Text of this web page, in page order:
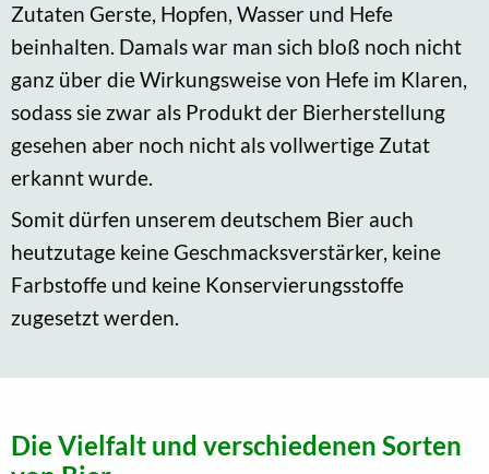
Zutaten Gerste, Hopfen, Wasser und Hefe
beinhalten. Damals war man sich bloß noch nicht
ganz über die Wirkungsweise von Hefe im Klaren,
sodass sie zwar als Produkt der Bierherstellung
gesehen aber noch nicht als vollwertige Zutat
erkannt wurde.
Somit dürfen unserem deutschem Bier auch
heutzutage keine Geschmacksverstärker, keine
Farbstoffe und keine Konservierungsstoffe
zugesetzt werden.
Die Vielfalt und verschiedenen Sorten